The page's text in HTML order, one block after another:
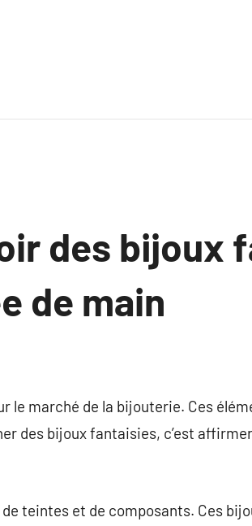
des bijoux
de main
le marché de la bijouterie. Ces
des bijoux fantaisies, c’est
teintes et de composants. Ces